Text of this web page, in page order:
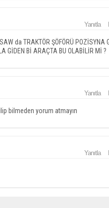
Yanıtla
da TRAKTÖR ŞÖFÖRÜ POZİSYNA
GİDEN Bİ ARAÇTA BU OLABİLİR Mİ ?
Yanıtla
bilmeden yorum atmayın
Yanıtla